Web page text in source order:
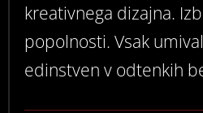
kreativnega dizajna.
popolnosti. Vsak
edinstven v odtenkih